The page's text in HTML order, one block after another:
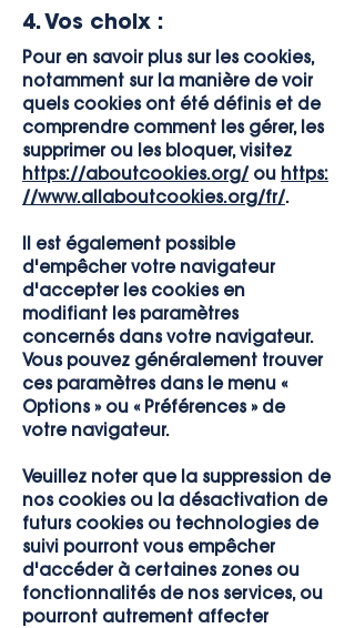
4. Vos choix :
Pour en savoir plus sur les cookies,
notamment sur la manière de voir
quels cookies ont été définis et de
comprendre comment les gérer, les
supprimer ou les bloquer, visitez
https://aboutcookies.org/ ou https:
//www.allaboutcookies.org/fr/.
Il est également possible
d'empêcher votre navigateur
d'accepter les cookies en
modifiant les paramètres
concernés dans votre navigateur.
Vous pouvez généralement trouver
ces paramètres dans le menu «
Options » ou « Préférences » de
votre navigateur.
Veuillez noter que la suppression de
nos cookies ou la désactivation de
futurs cookies ou technologies de
suivi pourront vous empêcher
d'accéder à certaines zones ou
fonctionnalités de nos services, ou
pourront autrement affecter